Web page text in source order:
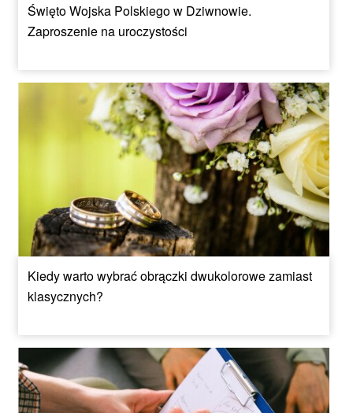
Święto Wojska Polskiego w Dziwnowie.
Zaproszenie na uroczystości
Kiedy warto wybrać obrączki dwukolorowe zamiast
klasycznych?